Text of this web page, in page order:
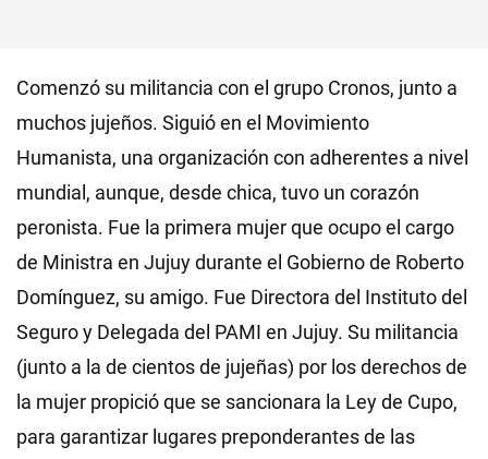
Comenzó su militancia con el grupo Cronos, junto a
muchos jujeños. Siguió en el Movimiento
Humanista, una organización con adherentes a nivel
mundial, aunque, desde chica, tuvo un corazón
peronista. Fue la primera mujer que ocupo el cargo
de Ministra en Jujuy durante el Gobierno de Roberto
Domínguez, su amigo. Fue Directora del Instituto del
Seguro y Delegada del PAMI en Jujuy. Su militancia
(junto a la de cientos de jujeñas) por los derechos de
la mujer propició que se sancionara la Ley de Cupo,
para garantizar lugares preponderantes de las